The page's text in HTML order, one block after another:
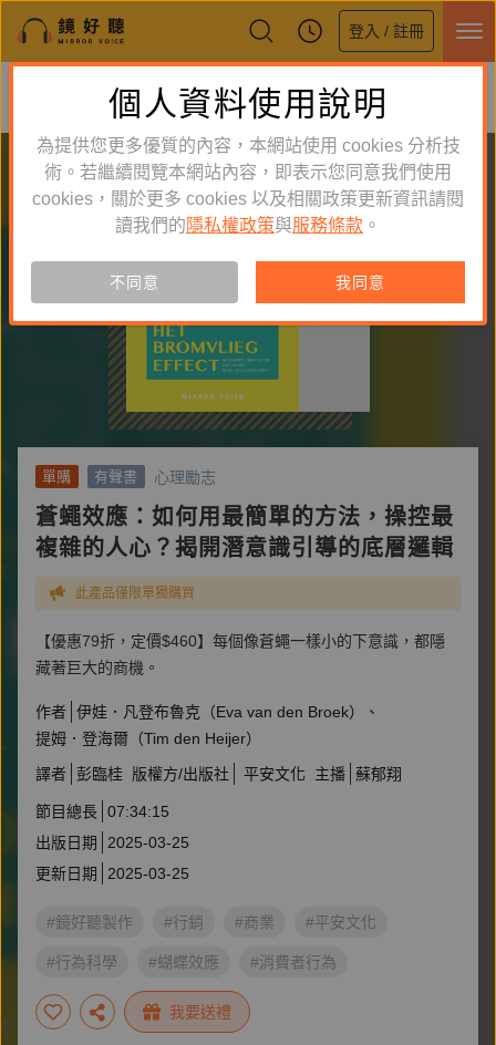
登入 / 註冊
鏡好聽全新APP上線
體驗全面升級，即刻下載
單購 有聲書 心理勵志
蒼蠅效應：如何用最簡單的方法，操控最
複雜的人心？揭開潛意識引導的底層邏輯
此產品僅限單獨購買
【優惠79折，定價$460】每個像蒼蠅一樣小的下意識，都隱
藏著巨大的商機。
作者 伊娃．凡登布魯克（Eva van den Broek）
提姆．登海爾（Tim den Heijer）
譯者 彭臨桂 版權方/出版社 平安文化 主播 蘇郁翔
節目總長 07:34:15
出版日期
2025-03-25
更新日期
2025-03-25
#鏡好聽製作 #行銷 #商業 #平安文化
#行為科學 #蝴蝶效應 #消費者行為
#大眾經濟學
我要送禮
個人資料使用說明
為提供您更多優質的內容，本網站使用 cookies 分析技
術。若繼續閱覽本網站內容，即表示您同意我們使用
cookies，關於更多 cookies 以及相關政策更新資訊請閱
讀我們的 隱私權政策與服務條款 。
不同意 我同意